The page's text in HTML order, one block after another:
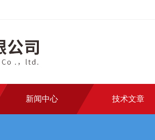
新闻中心 技术文章